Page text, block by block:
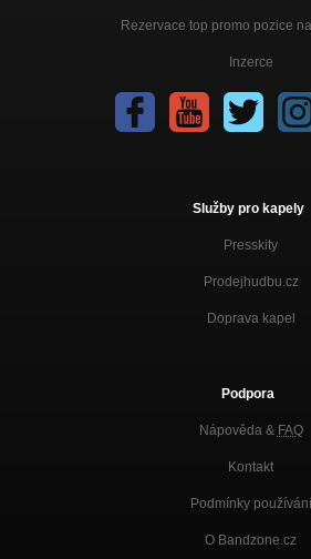
Rezervace top promo pozice
Inzerce
Služby pro kapely
Presskity
Prodejhudbu.cz
Doprava kapel
Podpora
Nápověda & FAQ
Kontakt
Podmínky používání
O Bandzone.cz